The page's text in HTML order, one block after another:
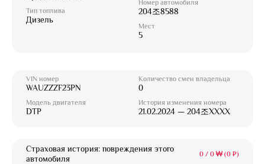
Тип топлива
Дизель
Номер автомобиля
204조8588
Мест
5
VIN номер
WAUZZZF23PN
Модель двигателя
DTP
Количество смен владельца
0
История изменения номера
21.02.2024 — 204조XXXX
Страховая история: повреждения этого
автомобиля
0 / 0 ₩ (0 ₽)